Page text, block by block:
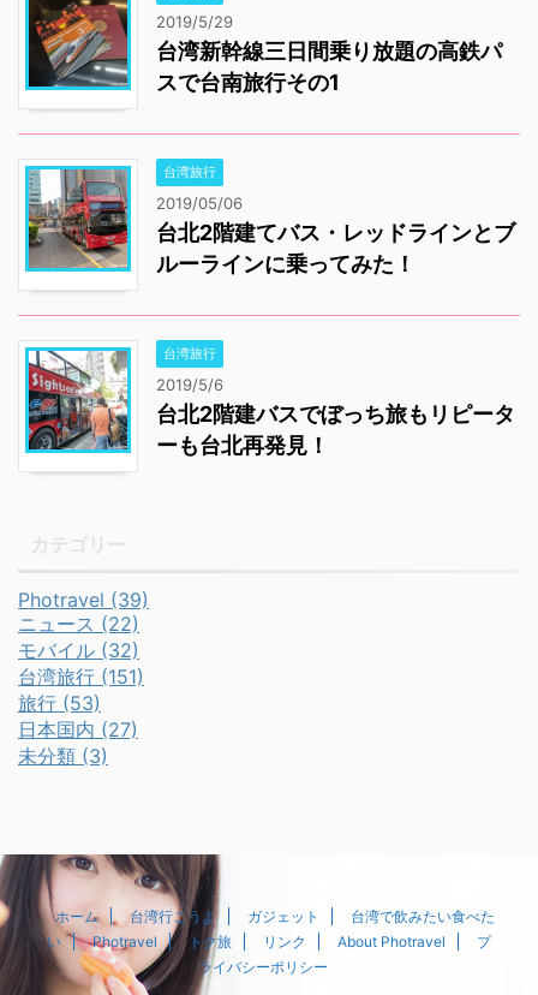
2019/5/29
台湾新幹線三日間乗り放題の高鉄パ
スで台南旅行その1
台湾旅行
2019/05/06
台北2階建てバス・レッドラインとブ
ルーラインに乗ってみた！
台湾旅行
2019/5/6
台北2階建バスでぼっち旅もリピータ
ーも台北再発見！
Photravel (39)
ニュース (22)
モバイル (32)
台湾旅行 (151)
旅行 (53)
日本国内 (27)
未分類 (3)
ホーム 台湾行こうよ ガジェット
台湾で飲みたい食べた
い
Photravel トク旅 リンク About Photravel
プ
ライバシーポリシー